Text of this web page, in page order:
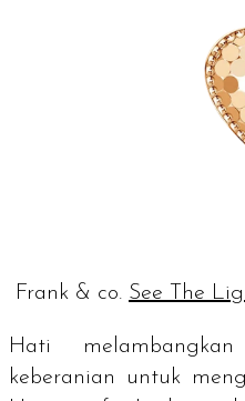
Frank & co. See The
Hati
keberanian untuk